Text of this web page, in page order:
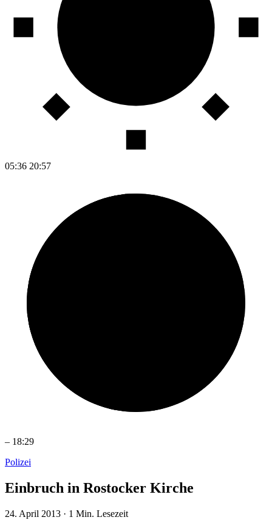
05:36 20:57
– 18:29
Polizei
Einbruch in Rostocker Kirche
24. April 2013 · 1 Min. Lesezeit